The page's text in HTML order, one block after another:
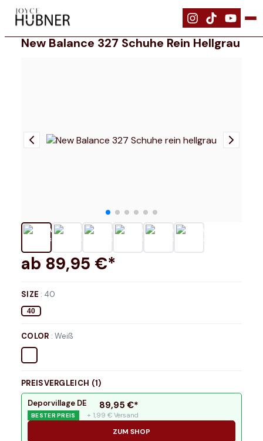
| Schuhe | New Balance 327 Schuhe rein hellgrau
New Balance 327 Schuhe Rein Hellgrau
ab 89,95 €*
SIZE : 40
40
COLOR : Weiß
PREISVERGLEICH (1)
Deporvillage DE
BESTER PREIS
89,95 €*
+ 1,99 € Versand
ZUM SHOP